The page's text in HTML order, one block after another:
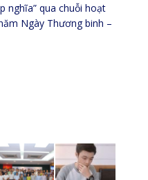
nghĩa” qua chuỗi hoạt
Ngày Thương binh –